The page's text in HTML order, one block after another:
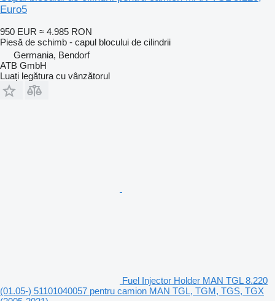
Euro5
950 EUR ≈ 4.985 RON
Piesă de schimb - capul blocului de cilindrii
Germania, Bendorf
ATB GmbH
Luați legătura cu vânzătorul
Fuel Injector Holder MAN TGL 8.220
(01.05-) 51101040057 pentru camion MAN TGL, TGM, TGS, TGX